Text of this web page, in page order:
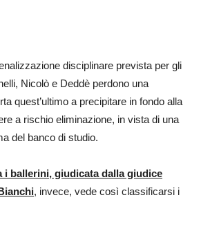
disciplinare prevista per gli
Nicolò e Deddè perdono una
quest’ultimo a precipitare in fondo alla
a rischio eliminazione, in vista di una
del banco di studio.
i ballerini, giudicata dalla giudice
, invece, vede così classificarsi i